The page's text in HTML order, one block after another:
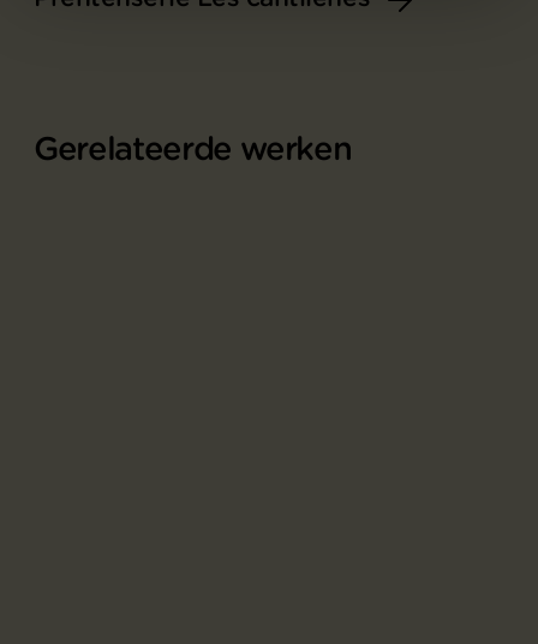
Gerelateerde werken